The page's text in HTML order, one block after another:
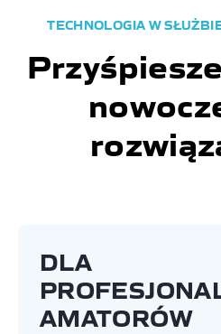
TECHNOLOGIA W
DLA
AMATORÓW